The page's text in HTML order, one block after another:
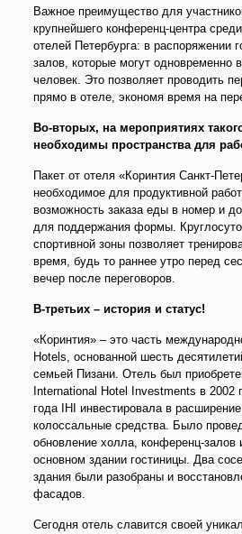
Важное преимущество для
крупнейшего конференц-центра
отелей Петербурга: в распоряжении
залов, которые могут одновременно
человек. Это позволяет проводить
прямо в отеле, экономя время на
Во-вторых, на мероприятиях
необходимы пространства для
Пакет от отеля «Коринтия Санкт-
необходимое для продуктивной
возможность заказа еды в номер и
для поддержания формы.
спортивной зоны позволяет
время, будь то раннее утро перед
вечер после переговоров.
В-третьих – история и статус!
«Коринтия» – это часть
Hotels, основанной шесть
семьей Пизани. Отель был
International Hotel Investments в 2002
года IHI инвестировала в
колоссальные средства. Было
обновление холла, конференц-залов
основном здании гостиницы. Два
здания были разобраны и
фасадов.
Сегодня отель славится своей